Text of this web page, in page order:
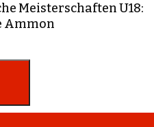
Meisterschaften U18:
Ammon